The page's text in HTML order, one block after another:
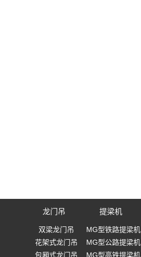
龙门吊
双梁龙门吊
花架式龙门吊
包厢式龙门吊
提梁机
MG型铁路提梁机
MG型公路提梁机
MG型高铁提梁机